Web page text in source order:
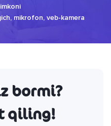
mikrofon, veb-kamera
bormi?
qiling!